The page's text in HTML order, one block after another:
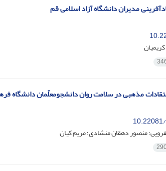
مدیران دانشگاه آزاد اسلامی قم
مذهبی در سلامت روان دانشجومعلّمان دانشگاه
منصور دهقان منشادی؛ مریم کیان